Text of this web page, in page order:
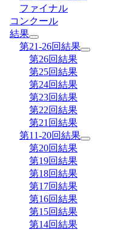
ファイナル
コンクール
結果
第21-26回結果
第26回結果
第25回結果
第24回結果
第23回結果
第22回結果
第21回結果
第11-20回結果
第20回結果
第19回結果
第18回結果
第17回結果
第16回結果
第15回結果
第14回結果